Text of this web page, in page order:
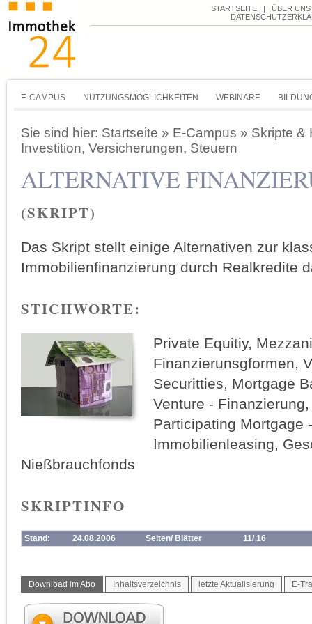
STARTSEITE |
ÜBER UNS
E-CAMPUS NUTZUNGSMÖGLICHKEITEN WEBINARE
Sie sind hier: Startseite » E-Campus » Skripte &
Investition, Versicherungen, Steuern
ALTERNATIVE
(SKRIPT)
Das Skript stellt einige Alternativen zur
Immobilienfinanzierung durch Realkredite
STICHWORTE:
Private Equitiy,
Finanzierunsgformen,
Securitties, Mortgage
Venture -
Participating Mortgage
Immobilienleasing,
Nießbrauchfonds
SKRIPTINFO
Stand: 24.08.2006 Seiten/ Blätter 11/ 16
Download im Abo Inhaltsverzeichnis letzte Aktualisierung E-